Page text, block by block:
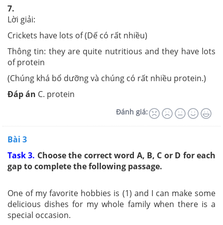
7.
Lời giải:
Crickets have lots of (Dế có rất nhiều)
Thông tin: they are quite nutritious and they have lots
of protein
(Chúng khá bổ dưỡng và chúng có rất nhiều protein.)
Đáp án C. protein
Đánh giá:
Bài 3
Task 3. Choose the correct word A, B, C or D for each
gap to complete thefollowing passage.
One of my favorite hobbies is (1) and I can make some
delicious dishes for my whole family when there is a
special occasion.